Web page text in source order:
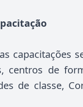
capacitações
centros de
de classe,